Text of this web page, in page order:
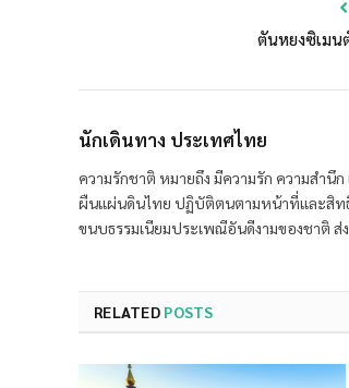
ตันหยงซิเมน
นักเดินทาง ประเทศไทย
ความรักชาติ หมายถึง มีความรัก ความสำนึ
ผืนแผ่นดินไทย ปฏิบัติตนตามหน้าที่และสิทธิ
ขนบธรรมเนียมประเพณีอันดีงามของชาติ ส่
RELATED POSTS